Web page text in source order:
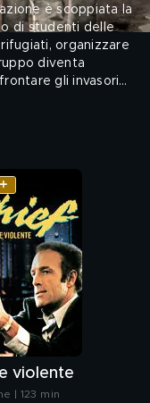
è scoppiata la
di studenti delle
organizzare
diventa
gli invasori
violente
| 123 min